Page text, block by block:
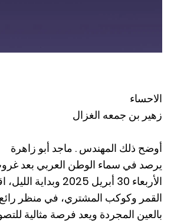
الاحساء
زهير بن جمعه الغزال
أوضح ذلك المهندس . ماجد أبو زاهرة
يرصد في سماء الوطن العربي بعد
الأربعاء 30 أبريل 2025
القمر وكوكب المشتري، في منظر
بالعين المجردة ويعد فرصة مثالية